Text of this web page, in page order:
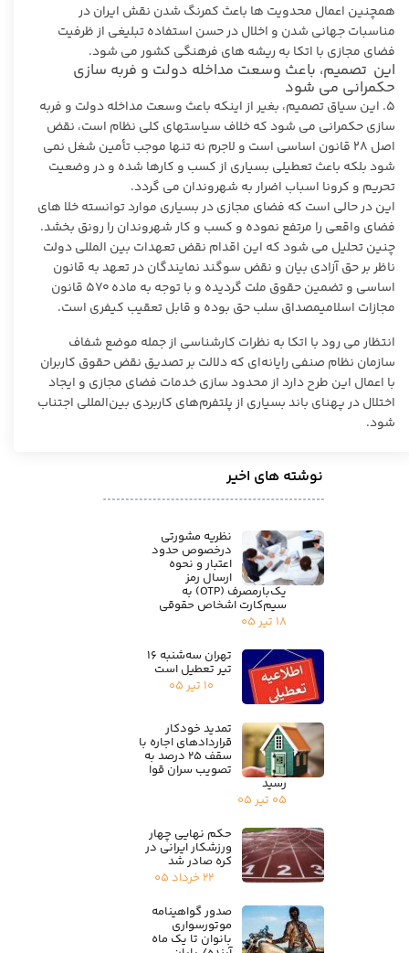
همچنین اعمال محدویت ها باعث کمرنگ شدن نقش ایران در
مناسبات جهانی شدن و اخلال در حسن استفاده تبلیغی از ظرفیت
فضای مجازی با اتکا به ریشه های فرهنگی کشور می شود.
این تصمیم، باعث وسعت مداخله دولت و فربه سازی
حکمرانی می شود
۵. این سیاق تصمیم، بغیر از اینکه باعث وسعت مداخله دولت و فربه
سازی حکمرانی می شود که خلاف سیاستهای کلی نظام است، نقض
اصل ۲۸ قانون اساسی است و لاجرم نه تنها موجب تأمین شغل نمی
شود بلکه باعث تعطیلی بسیاری از کسب و کارها شده و در وضعیت
تحریم و کرونا اسباب اضرار به شهروندان می گردد.
این در حالی است که فضای مجازی در بسیاری موارد توانسته خلا های
فضای واقعی را مرتفع نموده و کسب و کار شهروندان را رونق بخشد.
چنین تحلیل می شود که این اقدام نقض تعهدات بین المللی دولت
ناظر بر حق آزادی بیان و نقض سوگند نمایندگان در تعهد به قانون
اساسی و تضمین حقوق ملت گردیده و با توجه به ماده ۵۷۰ قانون
مجازات اسلامیمصداق سلب حق بوده و قابل تعقیب کیفری است.
انتظار می رود با اتکا به نظرات کارشناسی از جمله موضع شفاف
سازمان نظام صنفی رایانه‌ای که دلالت بر تصدیق نقض حقوق کاربران
با اعمال این طرح دارد از محدود سازی خدمات فضای مجازی و ایجاد
اختلال در پهنای باند بسیاری از پلتفرم‌های کاربردی بین‌المللی اجتناب
شود.
نوشته های اخیر
نظریه مشورتی
درخصوص حدود
اعتبار و نحوه
ارسال رمز
یک‌بارمصرف (OTP) به
سیم‌کارت اشخاص حقوقی
۱۸ تیر ۰۵
تهران سه‌شنبه ۱۶
تیر تعطیل است
۱۰ تیر ۰۵
تمدید خودکار
قراردادهای اجاره با
سقف ۲۵ درصد به
تصویب سران قوا
رسید
۰۵ تیر ۰۵
حکم نهایی چهار
ورزشکار ایرانی در
کره صادر شد
۲۲ خرداد ۰۵
صدور گواهینامه
موتورسواری
بانوان تا یک ماه